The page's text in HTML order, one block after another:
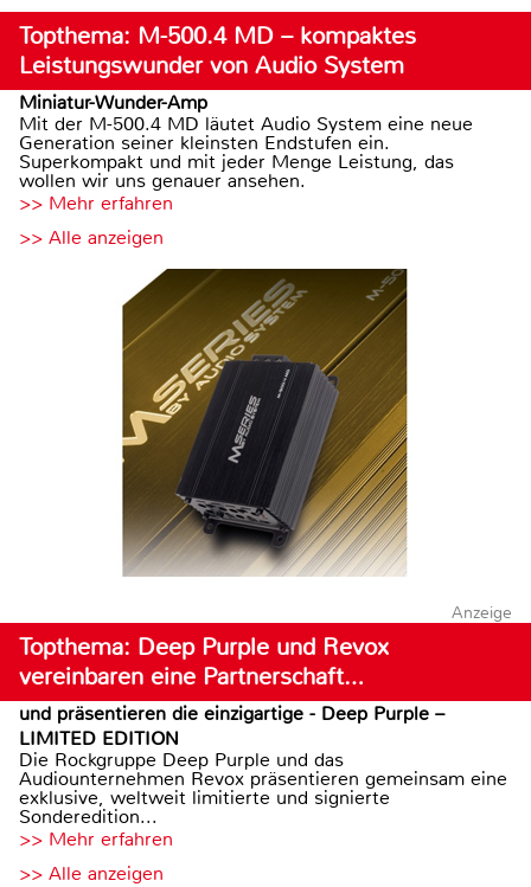
Topthema: M-500.4 MD – kompaktes
Leistungswunder von Audio System
Miniatur-Wunder-Amp
Mit der M-500.4 MD läutet Audio System eine neue
Generation seiner kleinsten Endstufen ein.
Superkompakt und mit jeder Menge Leistung, das
wollen wir uns genauer ansehen.
>> Mehr erfahren
>> Alle anzeigen
Anzeige
Topthema: Deep Purple und Revox
vereinbaren eine Partnerschaft…
und präsentieren die einzigartige - Deep Purple –
LIMITED EDITION
Die Rockgruppe Deep Purple und das
Audiounternehmen Revox präsentieren gemeinsam eine
exklusive, weltweit limitierte und signierte
Sonderedition...
>> Mehr erfahren
>> Alle anzeigen